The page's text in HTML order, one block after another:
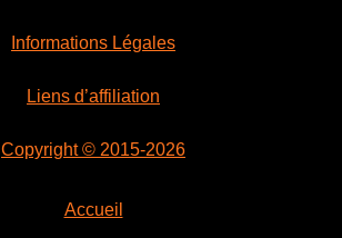
Informations Légales
Liens d’affiliation
Copyright © 2015-2026
Accueil